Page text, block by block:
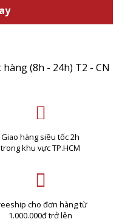
(8h - 24h) T2 - CN
Giao hàng siêu tốc 2h
trong khu vực TP.HCM
cho đơn hàng từ
1.000.000đ trở lên